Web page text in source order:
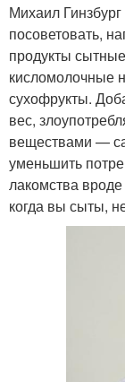
Михаил
посоветовать,
продукты
кисломолочные
сухофрукты.
вес,
веществами —
уменьшить
лакомства
когда вы сыты,